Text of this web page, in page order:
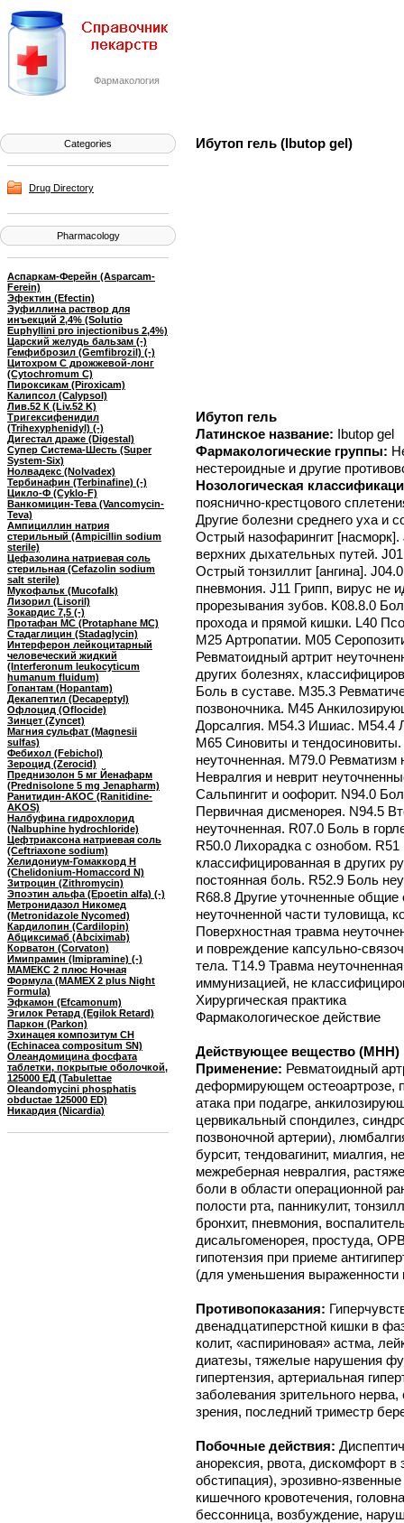
Фармакология
Categories
Drug Directory
Pharmacology
Аспаркам-Ферейн (Asparcam-
Ferein)
Эфектин (Efectin)
Эуфиллина раствор для
инъекций 2,4% (Solutio
Euphyllini pro injectionibus 2,4%)
Царский желудь бальзам (-)
Гемфиброзил (Gemfibrozil) (-)
Цитохром C дрожжевой-лонг
(Cytochromum C)
Пироксикам (Piroxicam)
Калипсол (Calypsol)
Лив.52 К (Liv.52 K)
Тригексифенидил
(Trihexyphenidyl) (-)
Дигестал драже (Digestal)
Супер Система-Шесть (Super
System-Six)
Нолвадекс (Nolvadex)
Тербинафин (Terbinafine) (-)
Цикло-Ф (Cyklo-F)
Ванкомицин-Тева (Vancomycin-
Teva)
Ампициллин натрия
стерильный (Ampicillin sodium
sterile)
Цефазолина натриевая соль
стерильная (Cefazolin sodium
salt sterile)
Мукофальк (Mucofalk)
Лизорил (Lisoril)
Зокардис 7,5 (-)
Протафан МС (Protaphane MC)
Стадаглицин (Stadaglycin)
Интерферон лейкоцитарный
человеческий жидкий
(Interferonum leukocyticum
humanum fluidum)
Гопантам (Hopantam)
Декапептил (Decapeptyl)
Офлоцид (Oflocide)
Зинцет (Zyncet)
Магния сульфат (Magnesii
sulfas)
Фебихол (Febichol)
Зероцид (Zerocid)
Преднизолон 5 мг Йенафарм
(Prednisolone 5 mg Jenapharm)
Ранитидин-АКОС (Ranitidine-
AKOS)
Налбуфина гидрохлорид
(Nalbuphine hydrochloride)
Цефтриаксона натриевая соль
(Ceftriaxone sodium)
Хелидониум-Гомаккорд Н
(Chelidonium-Homaccord N)
Зитроцин (Zithromycin)
Эпоэтин альфа (Epoetin alfa) (-)
Метронидазол Никомед
(Metronidazole Nycomed)
Кардилопин (Cardilopin)
Абциксимаб (Abciximab)
Корватон (Corvaton)
Имипрамин (Imipramine) (-)
МАМЕКС 2 плюс Ночная
Формула (MAMEX 2 plus Night
Formula)
Эфкамон (Efcamonum)
Эгилок Ретард (Egilok Retard)
Паркон (Parkon)
Эхинацея композитум СН
(Echinacea compositum SN)
Олеандомицина фосфата
таблетки, покрытые оболочкой,
125000 ЕД (Tabulettae
Oleandomycini phosphatis
obductae 125000 ED)
Никардия (Nicardia)
Ибутоп гель (Ibutop gel)
Ибутоп гель
Латинское название: Ibutop gel
Фармакологические группы:
нестероидные и другие
Нозологическая
пояснично-крестцового
Другие болезни среднего уха и
Острый назофарингит
верхних дыхательных путей.
Острый тонзиллит [ангина].
пневмония. J11 Грипп, вирус не
прорезывания зубов. K08.8.0
прохода и прямой кишки. L40
M25 Артропатии. M05
Ревматоидный артрит
других болезнях,
Боль в суставе. M35.3
позвоночника. M45
Дорсалгия. M54.3 Ишиас. M54.4
M65 Синовиты и
неуточненная. M79.0
Невралгия и неврит
Сальпингит и оофорит. N94.0
Первичная дисменорея. N94.5
неуточненная. R07.0 Боль в
R50.0 Лихорадка с ознобом.
классифицированная в других
постоянная боль. R52.9 Боль
R68.8 Другие уточненные
неуточненной части туловища,
Поверхностная травма
и повреждение капсульно-
тела. T14.9 Травма
иммунизацией, не
Хирургическая практика
Фармакологическое действие
Действующее вещество (МНН)
Применение: Ревматоидный
деформирующем остеоартрозе,
атака при подагре,
цервикальный спондилез,
позвоночной артерии),
бурсит, тендовагинит, миалгия,
межреберная невралгия,
боли в области операционной
полости рта, панникулит,
бронхит, пневмония,
дисальгоменорея, простуда,
гипотензия при приеме
(для уменьшения выраженности
Противопоказания:
двенадцатиперстной кишки в
колит, «аспириновая» астма,
диатезы, тяжелые нарушения
гипертензия, артериальная
заболевания зрительного
зрения, последний триместр
Побочные действия:
анорексия, рвота, дискомфорт в
обстипация), эрозивно-
кишечного кровотечения,
бессонница, возбуждение,